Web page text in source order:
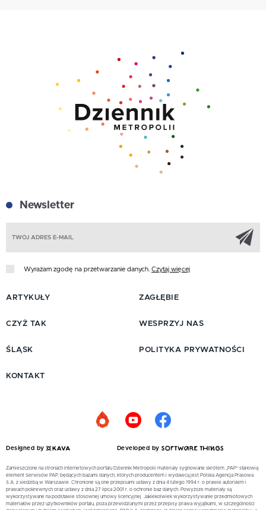
Newsletter
Wyrażam zgodę na przetwarzanie danych. Czytaj więcej
ARTYKUŁY
CZYŻ TAK
ŚLĄSK
ZAGŁĘBIE
WESPRZYJ NAS
POLITYKA PRYWATNOŚCI
KONTAKT
Designed by Developed by
Zamieszczone na stronach internetowych portalu Dziennik Metropolii materiały sygnowane skrótem „PAP” stanowią
element Serwisów PAP, będących bazami danych, których producentem i wydawcą jest Polska Agencja Prasowa
S.A. z siedzibą w Warszawie. Chronione są one przepisami ustawy z dnia 4 lutego 1994 r. o prawie autorskim i
prawach pokrewnych oraz ustawy z dnia 27 lipca 2001 r. o ochronie baz danych. Powyższe materiały są
wykorzystywane na podstawie stosownej umowy licencyjnej. Jakiekolwiek wykorzystywanie przedmiotowych
materiałów przez użytkowników portalu, poza przewidzianymi przez przepisy prawa wyjątkami, w szczególności